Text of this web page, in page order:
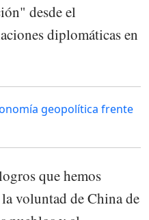
desde el
diplomáticas en
geopolítica frente
que hemos
voluntad de China de